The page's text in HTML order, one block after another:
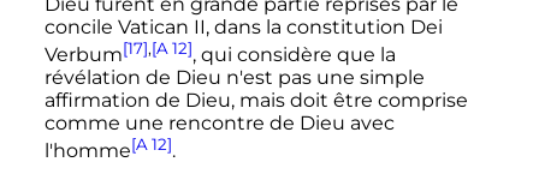
concile Vatican II, dans la constitution Dei
Verbum[17],[A 12], qui considère que la
révélation de Dieu n'est pas une simple
affirmation de Dieu, mais doit être comprise
comme une rencontre de Dieu avec
l'homme[A 12].